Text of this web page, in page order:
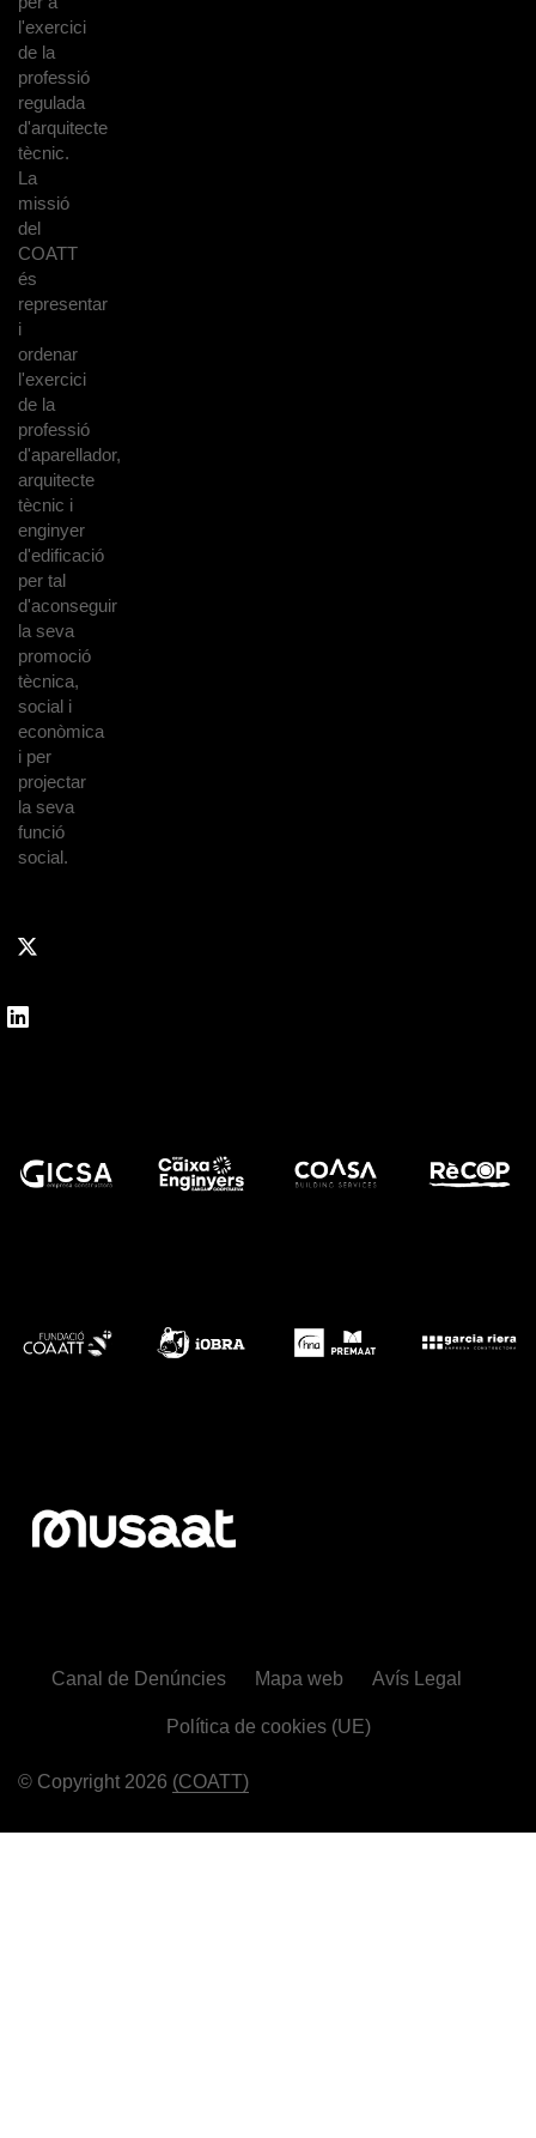
l'exercici
de la
professió
regulada
d'arquitecte
tècnic.
La
missió
del
COATT
és
representar
i
ordenar
l'exercici
de la
professió
d'aparellador,
arquitecte
tècnic i
enginyer
d'edificació
per tal
d'aconseguir
la seva
promoció
tècnica,
social i
econòmica
i per
projectar
la seva
funció
social.
© Copyright 2026 (COATT)
Canal de Denúncies Mapa web Avís Legal
Política de cookies (UE)